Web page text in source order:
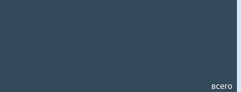
всего